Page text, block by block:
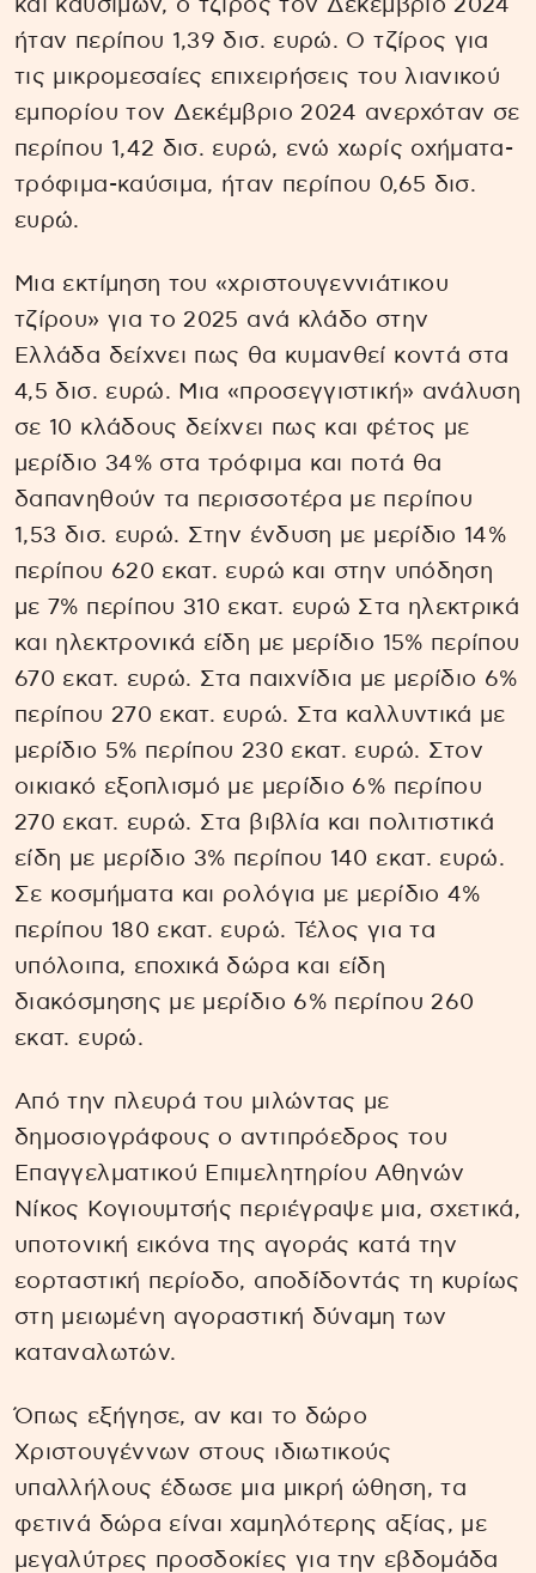
και καυσίμων, ο τζίρος τον Δεκέμβριο 2024
ήταν περίπου 1,39 δισ. ευρώ. Ο τζίρος για
τις μικρομεσαίες επιχειρήσεις του λιανικού
εμπορίου τον Δεκέμβριο 2024 ανερχόταν σε
περίπου 1,42 δισ. ευρώ, ενώ χωρίς οχήματα-
τρόφιμα-καύσιμα, ήταν περίπου 0,65 δισ.
ευρώ.
Μια εκτίμηση του «χριστουγεννιάτικου
τζίρου» για το 2025 ανά κλάδο στην
Ελλάδα δείχνει πως θα κυμανθεί κοντά στα
4,5 δισ. ευρώ. Μια «προσεγγιστική» ανάλυση
σε 10 κλάδους δείχνει πως και φέτος με
μερίδιο 34% στα τρόφιμα και ποτά θα
δαπανηθούν τα περισσοτέρα με περίπου
1,53 δισ. ευρώ. Στην ένδυση με μερίδιο 14%
περίπου 620 εκατ. ευρώ και στην υπόδηση
με 7% περίπου 310 εκατ. ευρώ Στα ηλεκτρικά
και ηλεκτρονικά είδη με μερίδιο 15% περίπου
670 εκατ. ευρώ. Στα παιχνίδια με μερίδιο 6%
περίπου 270 εκατ. ευρώ. Στα καλλυντικά με
μερίδιο 5% περίπου 230 εκατ. ευρώ. Στον
οικιακό εξοπλισμό με μερίδιο 6% περίπου
270 εκατ. ευρώ. Στα βιβλία και πολιτιστικά
είδη με μερίδιο 3% περίπου 140 εκατ. ευρώ.
Σε κοσμήματα και ρολόγια με μερίδιο 4%
περίπου 180 εκατ. ευρώ. Τέλος για τα
υπόλοιπα, εποχικά δώρα και είδη
διακόσμησης με μερίδιο 6% περίπου 260
εκατ. ευρώ.
Από την πλευρά του μιλώντας με
δημοσιογράφους ο αντιπρόεδρος του
Επαγγελματικού Επιμελητηρίου Αθηνών
Νίκος Κογιουμτσής περιέγραψε μια, σχετικά,
υποτονική εικόνα της αγοράς κατά την
εορταστική περίοδο, αποδίδοντάς τη κυρίως
στη μειωμένη αγοραστική δύναμη των
καταναλωτών.
Όπως εξήγησε, αν και το δώρο
Χριστουγέννων στους ιδιωτικούς
υπαλλήλους έδωσε μια μικρή ώθηση, τα
φετινά δώρα είναι χαμηλότερης αξίας, με
μεγαλύτρες προσδοκίες για την εβδομάδα